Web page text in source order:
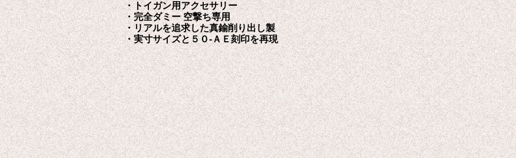
・トイガン用アクセサリー
・完全ダミー 空撃ち専用
・リアルを追求した真鍮削り出し製
・実寸サイズと５０-ＡＥ刻印を再現